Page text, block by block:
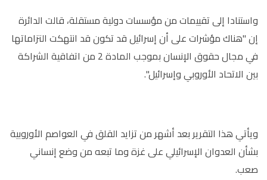
واستنادا إلى تقييمات من مؤسسات دولية مستقلة، قالت الدائرة
إن "هناك مؤشرات على أن إسرائيل قد تكون قد انتهكت التزاماتها
في مجال حقوق الإنسان بموجب المادة 2 من اتفاقية الشراكة
بين الاتحاد الأوروبي وإسرائيل".
ويأتي هذا التقرير بعد أشهر من تزايد القلق في العواصم الأوروبية
بشأن العدوان الإسرائيلي على غزة وما تبعه من وضع إنساني
صعب.